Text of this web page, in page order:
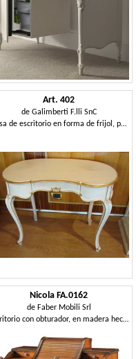
Art. 402
de Galimberti F.lli SnC
Mesa de escritorio en forma de frijol, para los dormitorios clásicos
Nicola FA.0162
de Faber Mobili Srl
Escritorio con obturador, en madera hechos a mano